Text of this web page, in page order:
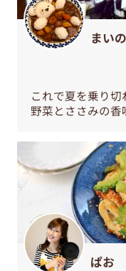
まい
これで夏を乗り
野菜とささみの香
ぱお